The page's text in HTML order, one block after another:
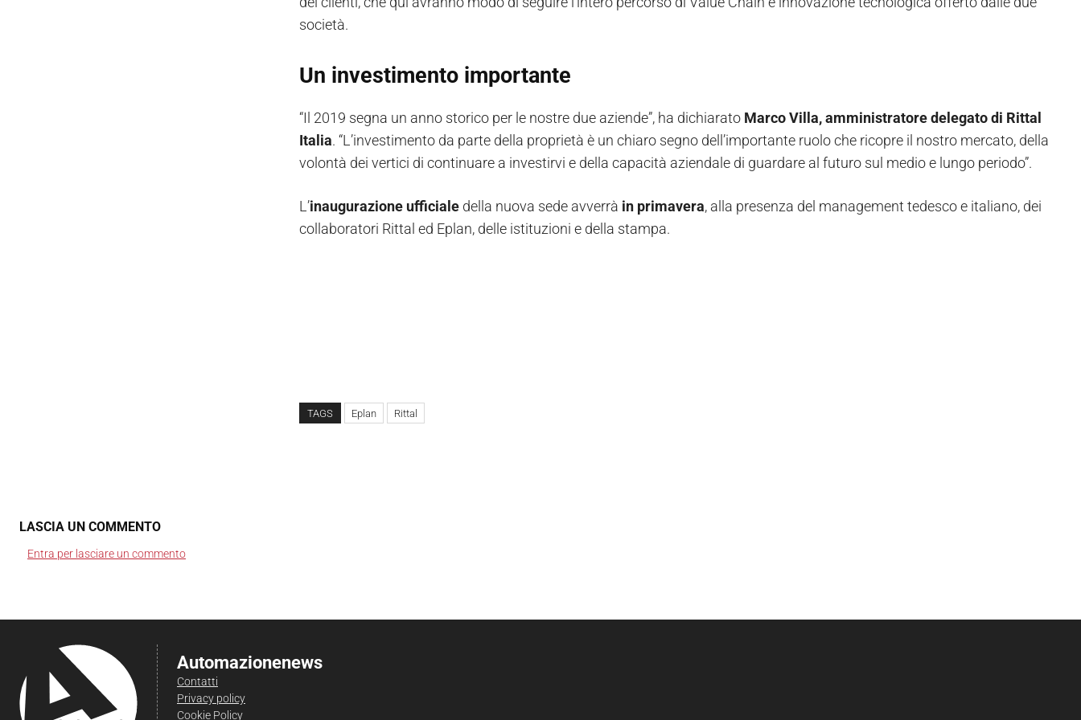
società.
Un investimento importante
“Il 2019 segna un anno storico per le nostre due aziende”, ha dichiarato Marco Villa, amministratore delegato di Rittal
Italia. “L’investimento da parte della proprietà è un chiaro segno dell’importante ruolo che ricopre il nostro mercato, della
volontà dei vertici di continuare a investirvi e della capacità aziendale di guardare al futuro sul medio e lungo periodo”.
L’inaugurazione ufficiale della nuova sede avverrà in primavera, alla presenza del management tedesco e italiano, dei
collaboratori Rittal ed Eplan, delle istituzioni e della stampa.
TAGS Eplan Rittal
LASCIA UN COMMENTO
Entra per lasciare un commento
Automazionenews
Contatti
Privacy policy
Cookie Policy